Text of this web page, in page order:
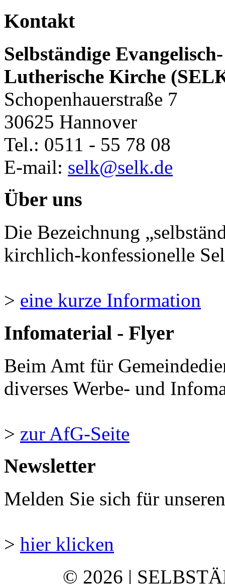
Kontakt
Selbständige Evangelisch-
Lutherische Kirche
Schopenhauerstraße 7
30625 Hannover
Tel.: 0511 - 55 78 08
E-mail: selk@selk.de
Über uns
Die Bezeichnung
kirchlich-konfessionelle
> eine kurze Information
Infomaterial - Flyer
Beim Amt für
diverses Werbe- und
> zur AfG-Seite
Newsletter
Melden Sie sich für
> hier klicken
© 2026 |